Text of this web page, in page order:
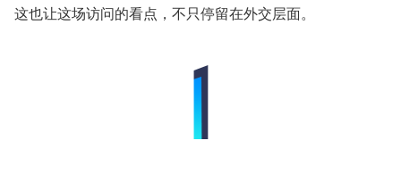
这也让这场访问的看点，不只停留在外交层面。